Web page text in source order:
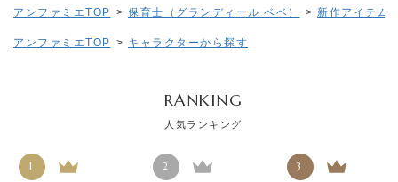
アンファミエTOP > 保育士（グランディール ベベ） > 新作アイテム
アンファミエTOP > キャラクターから探す
RANKING
人気ランキング
1 2 3